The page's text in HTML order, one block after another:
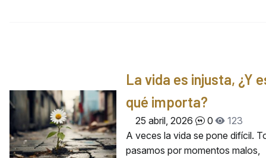
La vida es injusta, ¿Y
qué importa?
25 abril, 2026 0
123
A veces la vida se pone difícil.
pasamos por momentos malos,